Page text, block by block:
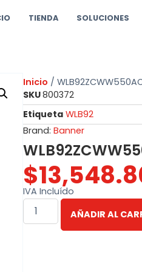
TIENDA SOLUCIONES
Inicio /
SKU800372
Etiqueta WLB92
Brand: Banner
$
IVA Incluído
AÑADIR AL